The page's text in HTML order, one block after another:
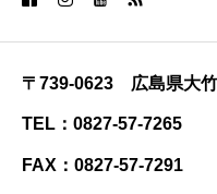
〒739-0623 広島県大
TEL：0827-57-7265
FAX：0827-57-7291